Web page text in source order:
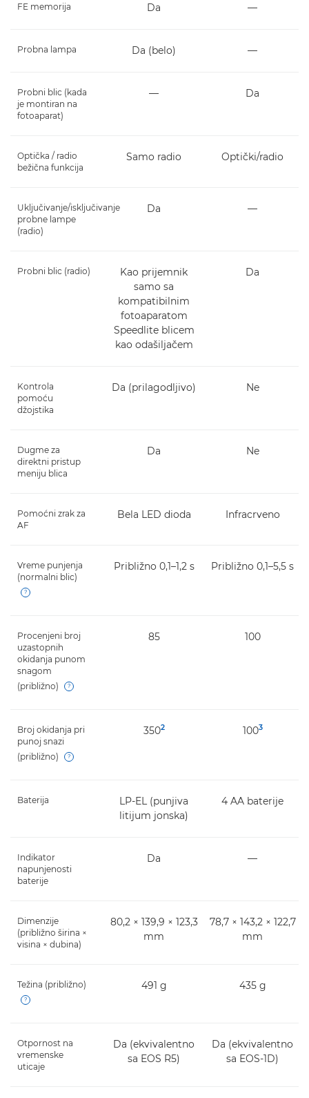
FE memorija Da ―
Probna lampa Da (belo) ―
Probni blic (kada
je montiran na
fotoaparat)
― Da
Optička / radio
bežična funkcija
Samo radio Optički/radio
Uključivanje/isključivanje
probne lampe
(radio)
Da ―
Probni blic (radio)
Kao prijemnik
samo sa
kompatibilnim
fotoaparatom
Speedlite blicem
kao odašiljačem
Da
Kontrola
pomoću
džojstika
Da (prilagodljivo) Ne
Dugme za
direktni pristup
meniju blica
Da Ne
Pomoćni zrak za
AF
Bela LED dioda Infracrveno
Vreme punjenja
(normalni blic)
Približno 0,1–1,2 s Približno 0,1–5,5 s
Procenjeni broj
uzastopnih
okidanja punom
snagom
(približno)
85 100
Broj okidanja pri
punoj snazi
(približno)
3502 1003
Baterija
LP-EL (punjiva
litijum jonska)
4 AA baterije
Indikator
napunjenosti
baterije
Da ―
Dimenzije
(približno širina ×
visina × dubina)
80,2 × 139,9 × 123,3
mm
78,7 × 143,2 × 122,7
mm
Težina (približno) 491 g 435 g
Otpornost na
vremenske
uticaje
Da (ekvivalentno
sa EOS R5)
Da (ekvivalentno
sa EOS-1D)